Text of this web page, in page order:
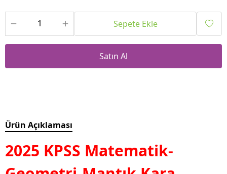
Sepete Ekle
Satın Al
Ürün Açıklaması
2025 KPSS Matematik-